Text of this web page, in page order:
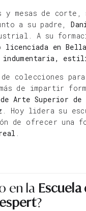
mesas de corte,
a su padre,
A su
licenciada en
indumentaria,
colecciones para
de impartir
Arte Superior de
. Hoy lidera su
de ofrecer una
.
en la
?